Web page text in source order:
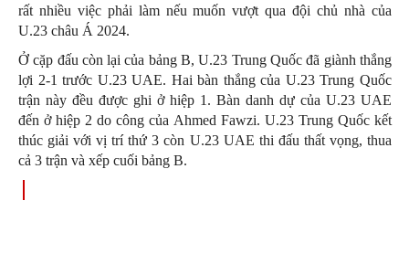
rất nhiều việc phải làm nếu muốn vượt qua đội chủ nhà của
U.23 châu Á 2024.
Ở cặp đấu còn lại của bảng B, U.23 Trung Quốc đã giành thắng
lợi 2-1 trước U.23 UAE. Hai bàn thắng của U.23 Trung Quốc
trận này đều được ghi ở hiệp 1. Bàn danh dự của U.23 UAE
đến ở hiệp 2 do công của Ahmed Fawzi. U.23 Trung Quốc kết
thúc giải với vị trí thứ 3 còn U.23 UAE thi đấu thất vọng, thua
cả 3 trận và xếp cuối bảng B.